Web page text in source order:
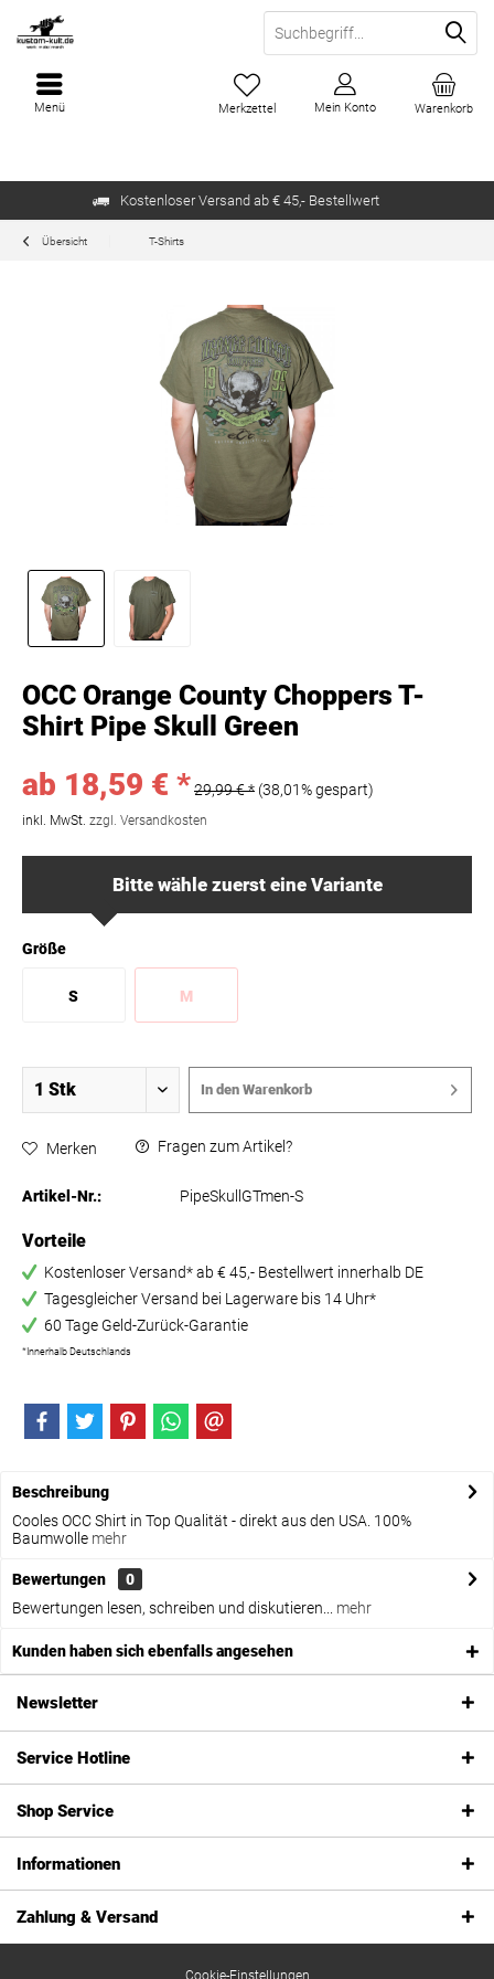
Kostenloser Versand ab € 45,- Bestellwert
Warenkorb
Merkzettel Mein Konto
Menü
Übersicht T-Shirts
OCC Orange County Choppers T-
Shirt Pipe Skull Green
ab 18,59 € *29,99 € * (38,01% gespart)
inkl. MwSt. zzgl. Versandkosten
Bitte wähle zuerst eine Variante
Größe
S M
In den Warenkorb
Merken Fragen zum Artikel?
Artikel-Nr.: PipeSkullGTmen-S
Vorteile
Kostenloser Versand* ab € 45,- Bestellwert innerhalb DE
Tagesgleicher Versand bei Lagerware bis 14 Uhr*
60 Tage Geld-Zurück-Garantie
*Innerhalb Deutschlands
Beschreibung
Cooles OCC Shirt in Top Qualität - direkt aus den USA. 100%
Baumwolle mehr
Bewertungen
0
Bewertungen lesen, schreiben und diskutieren...
mehr
Kunden haben sich ebenfalls angesehen
Newsletter
Service Hotline
Shop Service
Informationen
Zahlung & Versand